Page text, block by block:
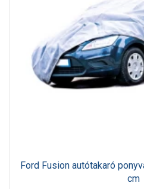
Ford Fusion autótakaró
cm